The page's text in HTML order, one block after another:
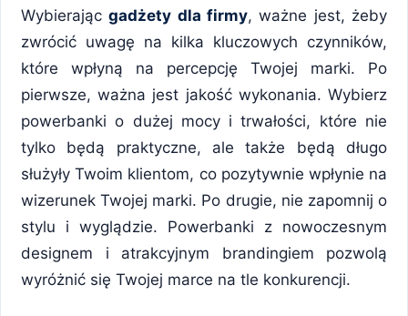
Wybierającgadżety dla firmy, ważne jest, żeby
zwrócić uwagę na kilka kluczowych czynników,
które wpłyną na percepcję Twojej marki. Po
pierwsze, ważna jest jakość wykonania. Wybierz
powerbanki o dużej mocy i trwałości, które nie
tylko będą praktyczne, ale także będą długo
służyły Twoim klientom, co pozytywnie wpłynie na
wizerunek Twojej marki. Po drugie, nie zapomnij o
stylu i wyglądzie. Powerbanki z nowoczesnym
designem i atrakcyjnym brandingiem pozwolą
wyróżnić się Twojej marce na tle konkurencji.